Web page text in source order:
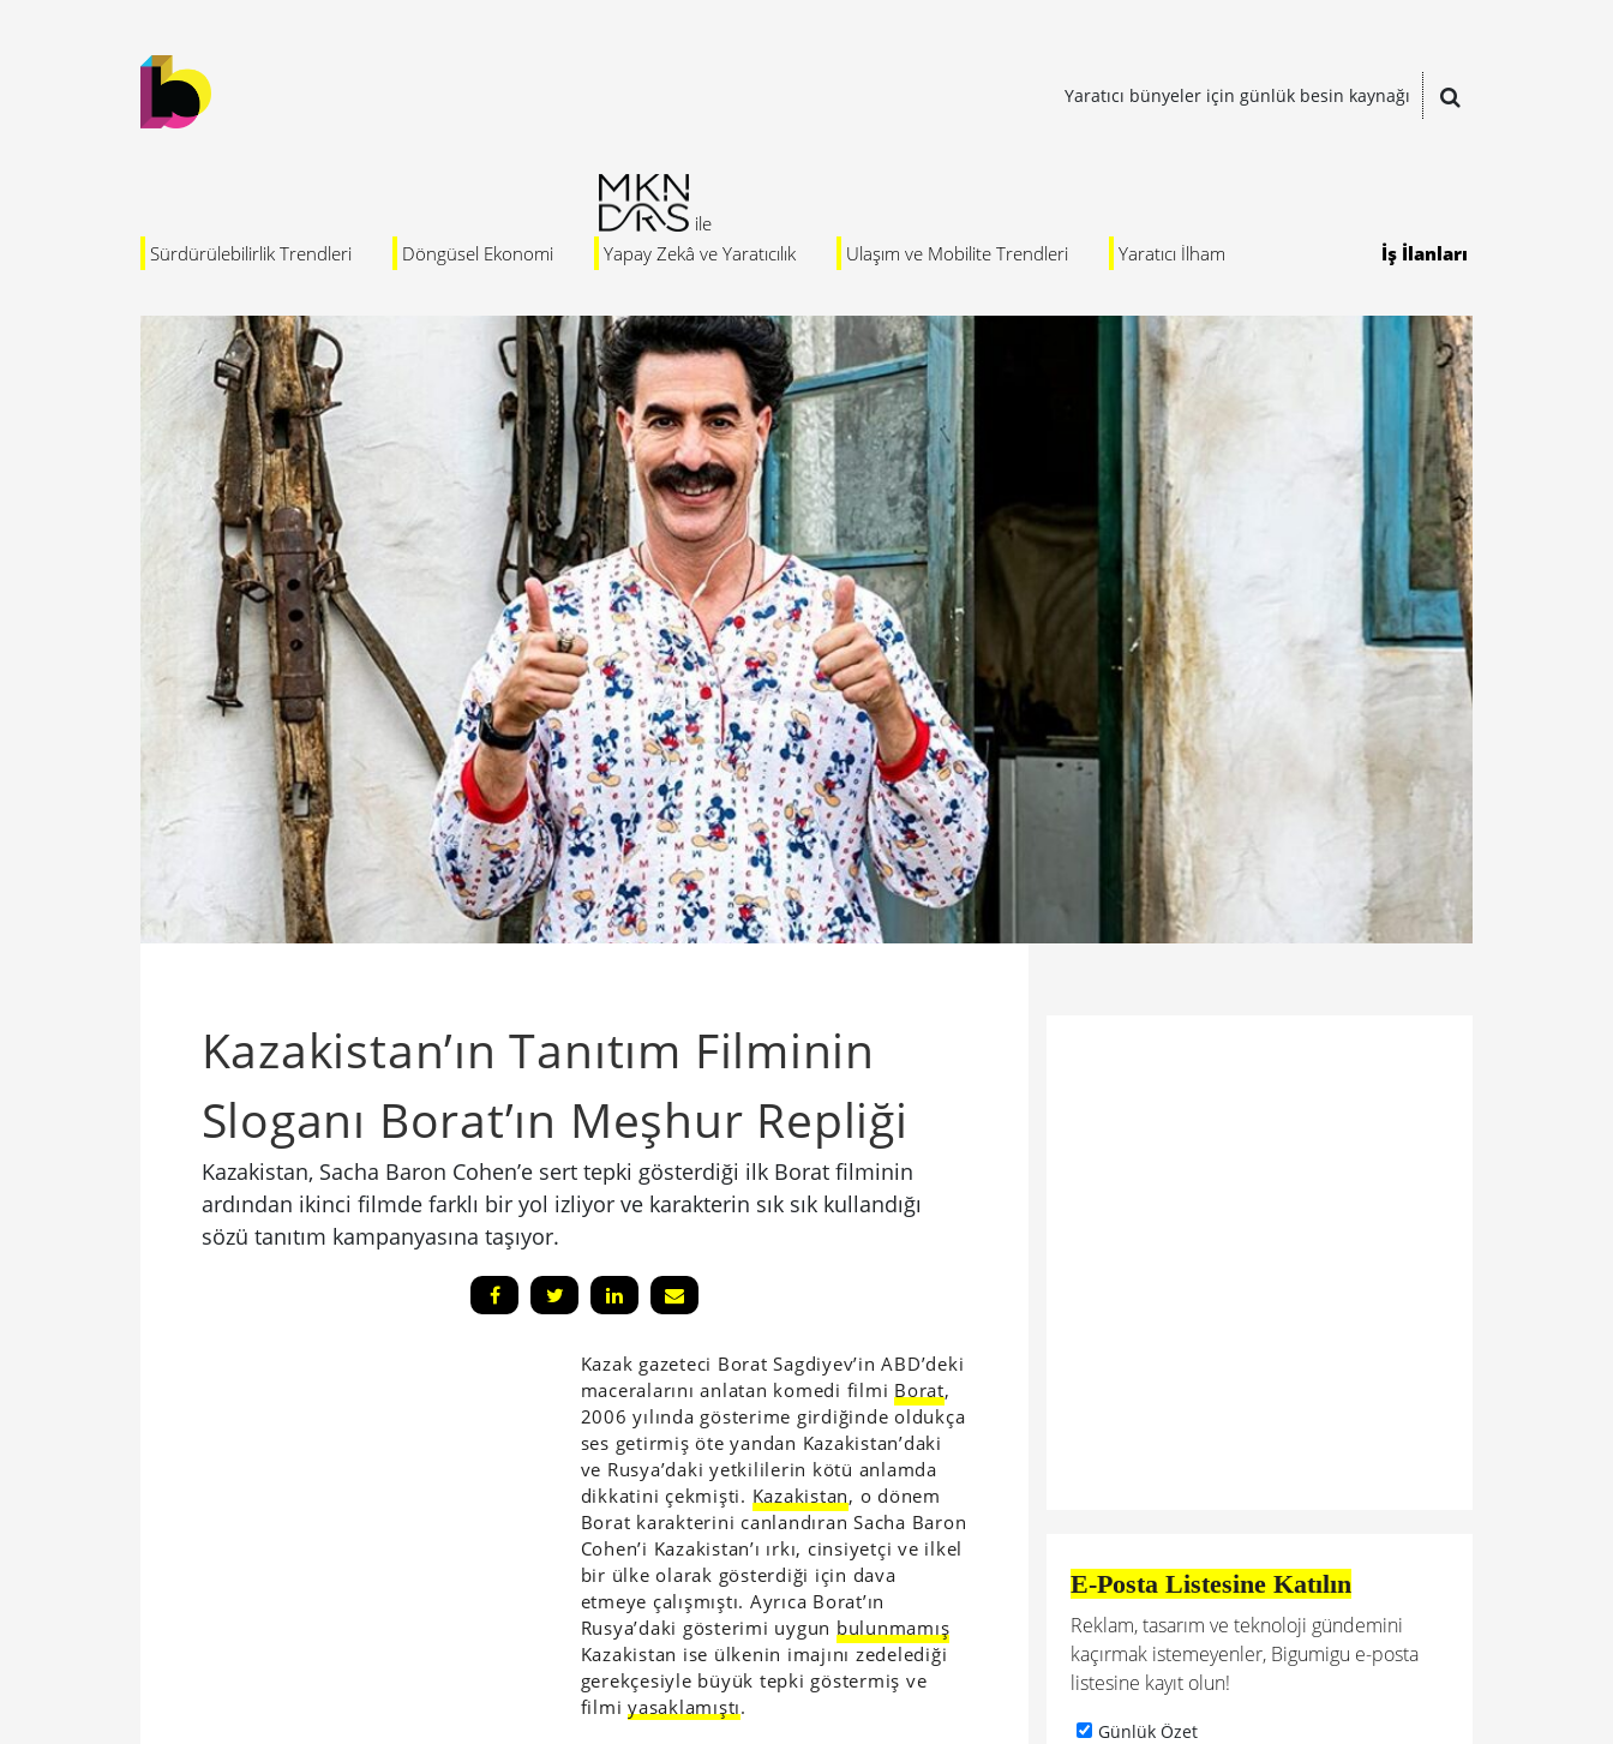
Yaratıcı bünyeler için günlük besin kaynağı
Sürdürülebilirlik Trendleri Döngüsel Ekonomi Yapay Zekâ ve Yaratıcılık Ulaşım ve Mobilite Trendleri Yaratıcı İlham İş İlanları
Kazakistan’ın Tanıtım Filminin
Sloganı Borat’ın Meşhur Repliği
Kazakistan, Sacha Baron Cohen’e sert tepki gösterdiği ilk Borat filminin
ardından ikinci filmde farklı bir yol izliyor ve karakterin sık sık kullandığı
sözü tanıtım kampanyasına taşıyor.
Kazak gazeteci Borat Sagdiyev’in ABD’deki
maceralarını anlatan komedi filmi Borat,
2006 yılında gösterime girdiğinde oldukça
ses getirmiş öte yandan Kazakistan’daki
ve Rusya’daki yetkililerin kötü anlamda
dikkatini çekmişti. Kazakistan, o dönem
Borat karakterini canlandıran Sacha Baron
Cohen’i Kazakistan’ı ırkı, cinsiyetçi ve ilkel
bir ülke olarak gösterdiği için dava
etmeye çalışmıştı. Ayrıca Borat’ın
Rusya’daki gösterimi uygun bulunmamış
Kazakistan ise ülkenin imajını zedelediği
gerekçesiyle büyük tepki göstermiş ve
filmiyasaklamıştı.
E-Posta Listesine Katılın
Reklam, tasarım ve teknoloji gündemini
kaçırmak istemeyenler, Bigumigu e-posta
listesine kayıt olun!
Günlük Özet